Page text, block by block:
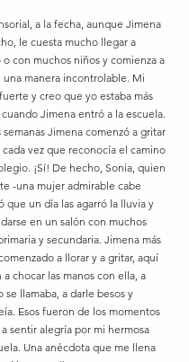
a la fecha, aunque Jimena
le cuesta mucho llegar a
con muchos niños y comienza a
una manera incontrolable. Mi
y creo que yo estaba más
Jimena entró a la escuela.
semanas Jimena comenzó a gritar
vez que reconocía el camino
¡Sí! De hecho, Sonia, quien
-una mujer admirable cabe
que un día las agarró la lluvia y
en un salón con muchos
y secundaria. Jimena más
a llorar y a gritar, aquí
chocar las manos con ella, a
llamaba, a darle besos y
Esos fueron de los momentos
sentir alegría por mi hermosa
Una anécdota que me llena